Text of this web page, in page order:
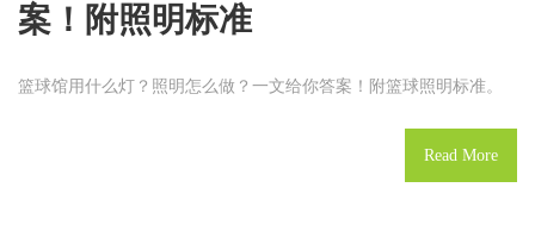
案！附照明标准
篮球馆用什么灯？照明怎么做？一文给你答案！附篮球照明标准。
Read More